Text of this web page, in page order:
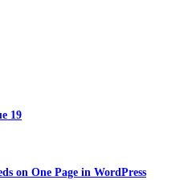
19
on One Page in WordPress